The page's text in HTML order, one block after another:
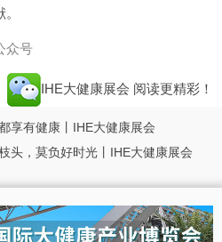
众号
IHE大健康展会 阅读更精彩！
享有健康丨IHE大健康展会
头，莫负好时光丨IHE大健康展会